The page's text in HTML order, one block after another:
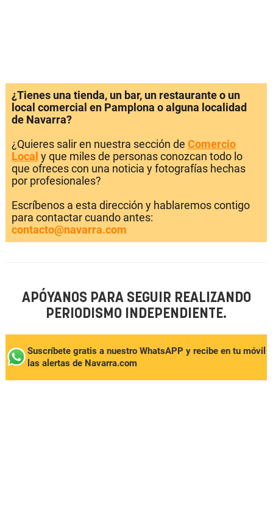
¿Tienes una tienda, un bar, un restaurante o un
local comercial en Pamplona o alguna localidad
de Navarra?
¿Quieres salir en nuestra sección de Comercio
Local y que miles de personas conozcan todo lo
que ofreces con una noticia y fotografías hechas
por profesionales?
Escríbenos a esta dirección y hablaremos contigo
para contactar cuando antes:
contacto@navarra.com
APÓYANOS PARA SEGUIR REALIZANDO
PERIODISMO INDEPENDIENTE.
Suscríbete gratis a nuestro WhatsAPP y recibe en tu móvil
las alertas de Navarra.com